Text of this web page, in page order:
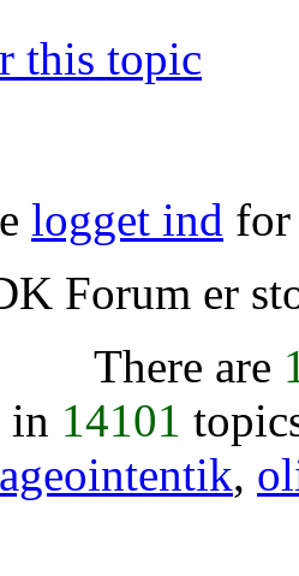
this topic
logget ind for
Forum er
There are
in 14101
,